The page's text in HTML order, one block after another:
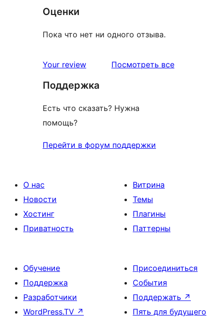
Оценки
Пока что нет ни одного отзыва.
Your review Посмотреть всеотзывы
Поддержка
Есть что сказать? Нужна
помощь?
Перейти в форум поддержки
О нас
Новости
Хостинг
Приватность
Витрина
Темы
Плагины
Паттерны
Обучение
Поддержка
Разработчики
WordPress.TV ↗
Присоединиться
События
Поддержать ↗
Пять для будущего